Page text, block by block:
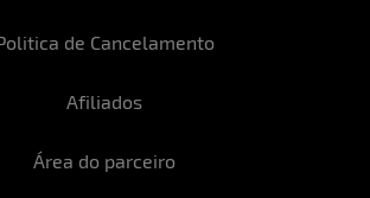
de Cancelamento
Afiliados
Área do parceiro